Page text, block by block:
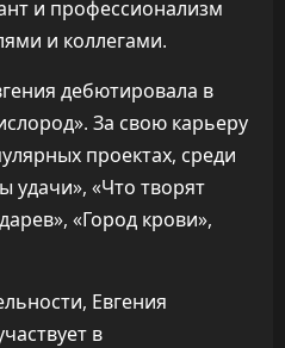
и профессионализм
и коллегами.
дебютировала в
За свою карьеру
проектах, среди
удачи», «Что творят
«Город крови»,
Евгения
в